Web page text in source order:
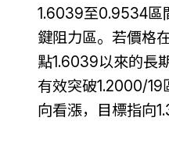
1.6039至0.9534區
鍵阻力區。若價格
點1.6039以來的長
有效突破1.2000/
向看漲，目標指向